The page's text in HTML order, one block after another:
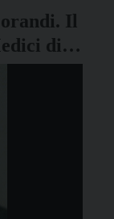
Il
di